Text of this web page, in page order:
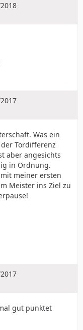
Was ein
Tordifferenz
aber angesichts
in Ordnung.
meiner ersten
Meister ins Ziel zu
gut punktet